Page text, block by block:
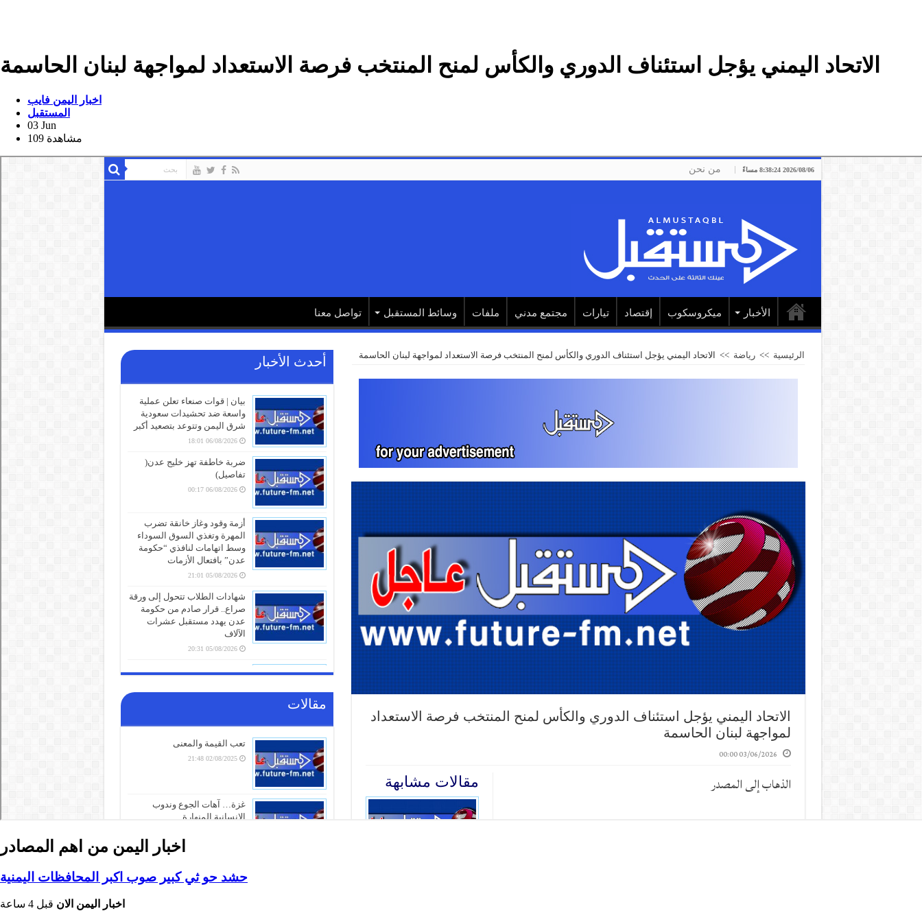
الاتحاد اليمني يؤجل استئناف الدوري والكأس لمنح المنتخب فرصة الاستعداد لمواجهة لبنان الحاسمة
اخبار اليمن فايب
المستقبل
03 Jun
109 مشاهدة
اخبار اليمن من اهم المصادر
حشد حو ثي كبير صوب اكبر المحافظات اليمنية
اخبار اليمن الان قبل 4 ساعة